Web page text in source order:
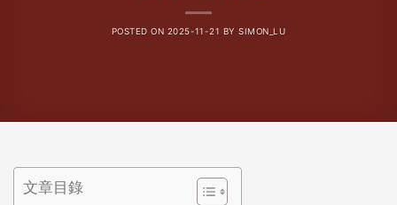
POSTED ON 2025-11-21 BYSIMON_LU
文章目錄